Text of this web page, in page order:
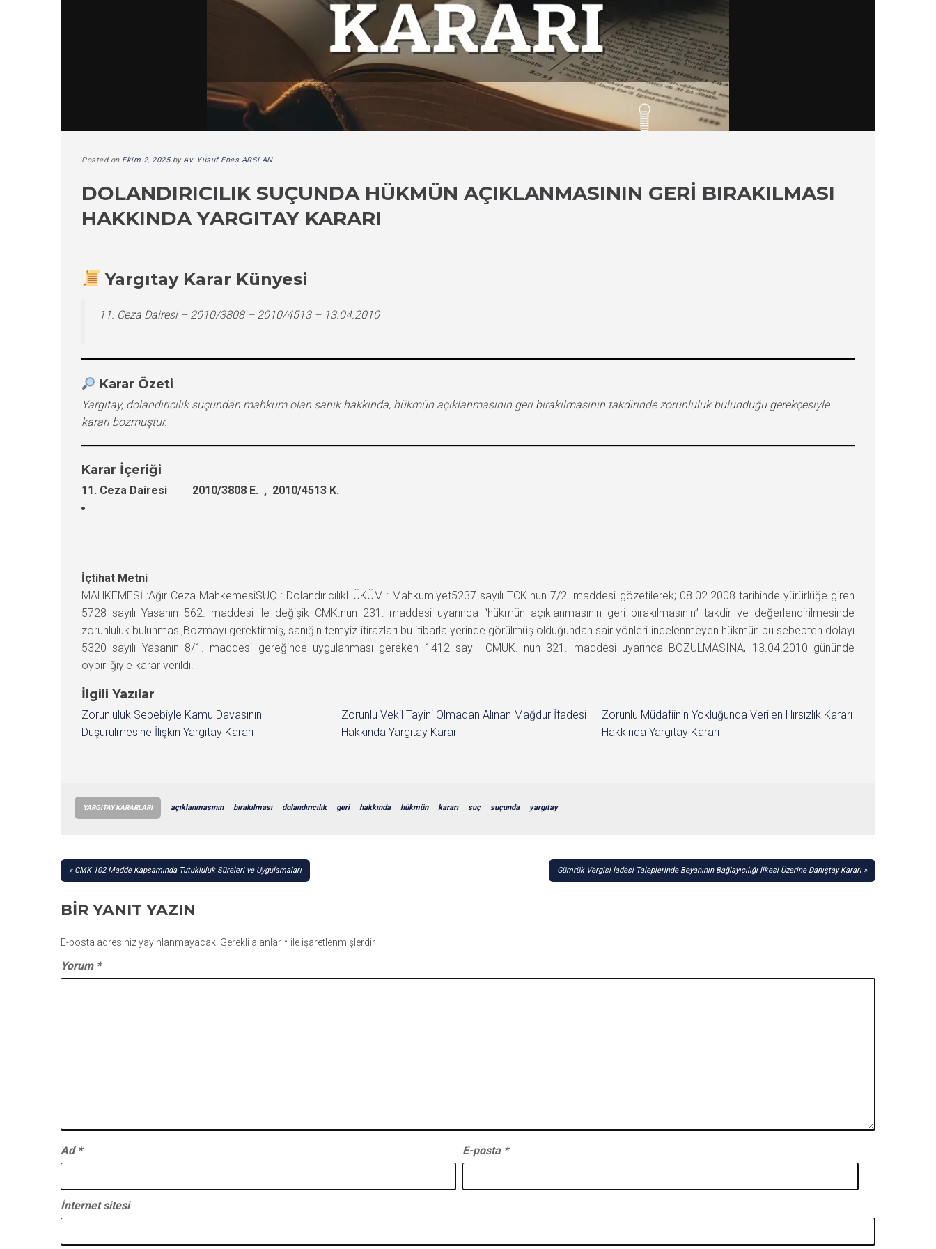
Posted on Ekim 2, 2025byAv. Yusuf Enes ARSLAN
DOLANDIRICILIK SUÇUNDA HÜKMÜN AÇIKLANMASININ GERI BIRAKILMASI
HAKKINDA YARGITAY KARARI
Yargıtay Karar Künyesi
11. Ceza Dairesi – 2010/3808 – 2010/4513 – 13.04.2010
Karar Özeti
Yargıtay, dolandırıcılık suçundan mahkum olan sanık hakkında, hükmün açıklanmasının geri bırakılmasının takdirinde zorunluluk bulunduğu gerekçesiyle
kararı bozmuştur.
Karar İçeriği
11. Ceza Dairesi 2010/3808 E. , 2010/4513 K.
İçtihat Metni
MAHKEMESİ :Ağır Ceza MahkemesiSUÇ : DolandırıcılıkHÜKÜM : Mahkumiyet5237 sayılı TCK.nun 7/2. maddesi gözetilerek; 08.02.2008 tarihinde yürürlüğe giren
5728 sayılı Yasanın 562. maddesi ile değişik CMK.nun 231. maddesi uyarınca “hükmün açıklanmasının geri bırakılmasının” takdir ve değerlendirilmesinde
zorunluluk bulunması,Bozmayı gerektirmiş, sanığın temyiz itirazları bu itibarla yerinde görülmüş olduğundan sair yönleri incelenmeyen hükmün bu sebepten dolayı
5320 sayılı Yasanın 8/1. maddesi gereğince uygulanması gereken 1412 sayılı CMUK. nun 321. maddesi uyarınca BOZULMASINA, 13.04.2010 gününde
oybirliğiyle karar verildi.
İlgili Yazılar
Zorunluluk Sebebiyle Kamu Davasının
Düşürülmesine İlişkin Yargıtay Kararı
Zorunlu Vekil Tayini Olmadan Alınan Mağdur İfadesi
Hakkında Yargıtay Kararı
Zorunlu Müdafiinin Yokluğunda Verilen Hırsızlık Kararı
Hakkında Yargıtay Kararı
YARGITAY KARARLARI açıklanmasının bırakılması dolandırıcılık geri hakkında hükmün kararı suç suçunda yargıtay
YAZI
CMK 102 Madde Kapsamında Tutukluluk Süreleri ve Uygulamaları Gümrük Vergisi İadesi Taleplerinde Beyanının Bağlayıcılığı İlkesi Üzerine Danıştay Kararı
BIR YANIT YAZIN
E-posta adresiniz yayınlanmayacak. Gerekli alanlar* ile işaretlenmişlerdir
Yorum *
Ad * E-posta *
İnternet sitesi